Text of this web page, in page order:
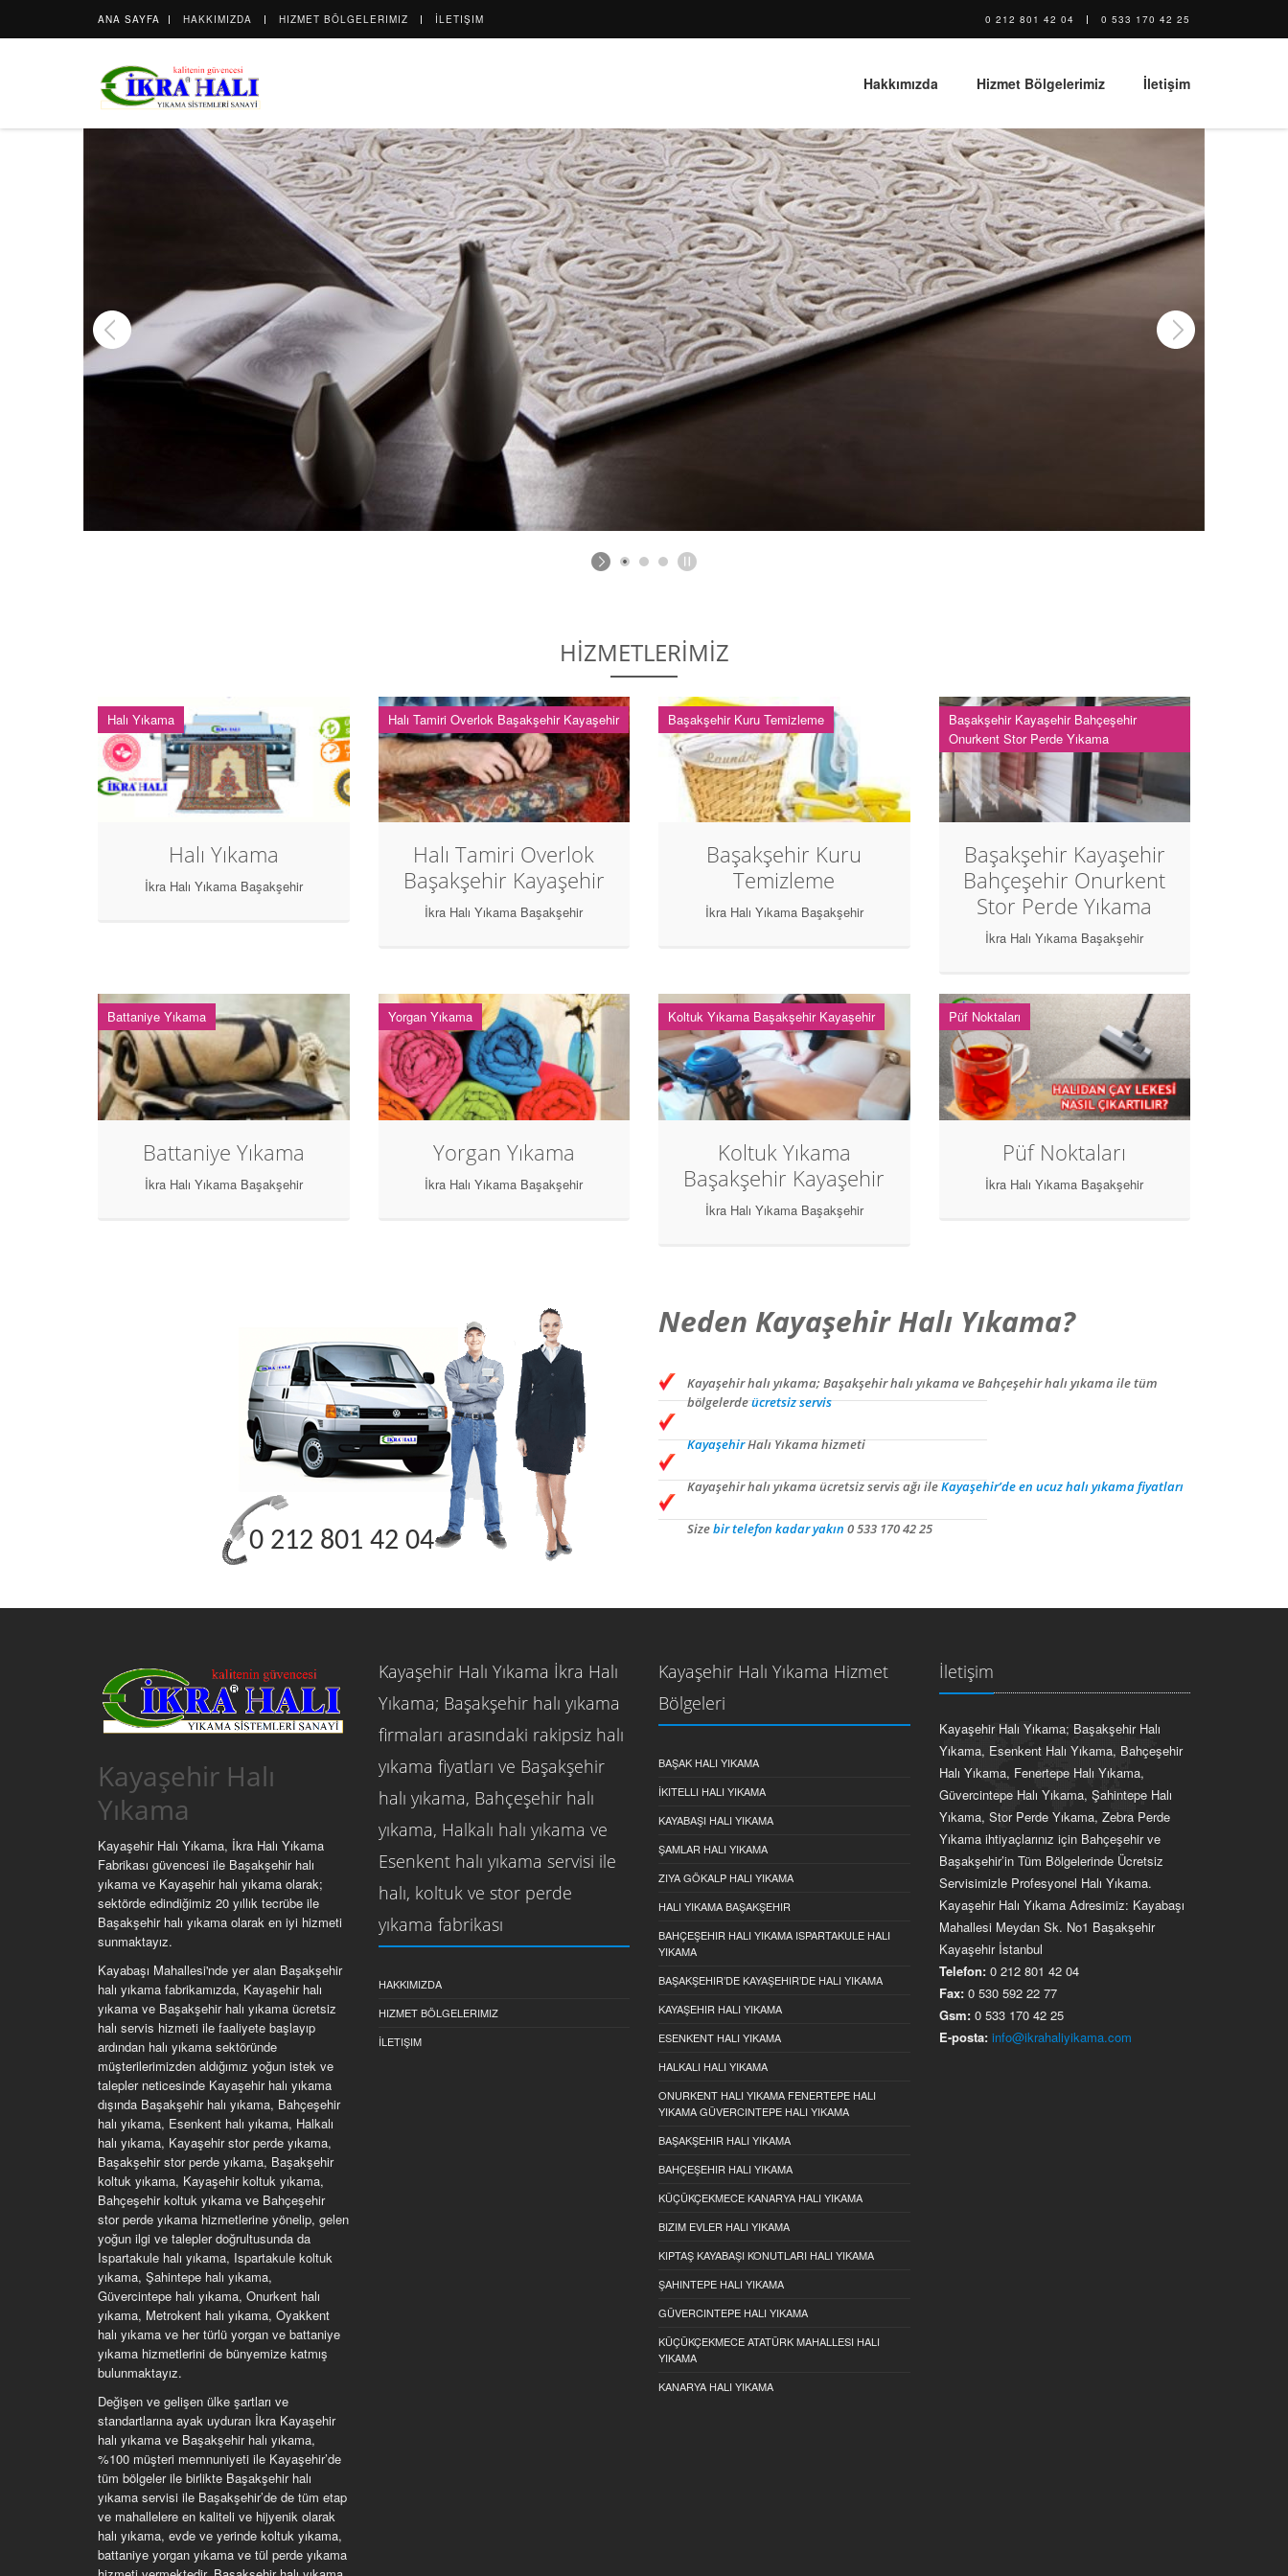
ANA SAYFA HAKKIMIZDA HIZMET BÖLGELERIMIZ İLETIŞIM 0 212 801 42 04 0 533 170 42 25
Hakkımızda Hizmet Bölgelerimiz İletişim
HİZMETLERİMİZ
Halı Yıkama
Halı Yıkama
İkra Halı Yıkama Başakşehir
Halı Tamiri Overlok Başakşehir Kayaşehir
Halı Tamiri Overlok
Başakşehir Kayaşehir
İkra Halı Yıkama Başakşehir
Başakşehir Kuru Temizleme
Başakşehir Kuru
Temizleme
İkra Halı Yıkama Başakşehir
Başakşehir Kayaşehir Bahçeşehir
Onurkent Stor Perde Yıkama
Başakşehir Kayaşehir
Bahçeşehir Onurkent
Stor Perde Yıkama
İkra Halı Yıkama Başakşehir
Battaniye Yıkama
Battaniye Yıkama
İkra Halı Yıkama Başakşehir
Yorgan Yıkama
Yorgan Yıkama
İkra Halı Yıkama Başakşehir
Koltuk Yıkama Başakşehir Kayaşehir
Koltuk Yıkama
Başakşehir Kayaşehir
İkra Halı Yıkama Başakşehir
Püf Noktaları
Püf Noktaları
İkra Halı Yıkama Başakşehir
0 212 801 42 04
Neden Kayaşehir Halı Yıkama?
Kayaşehir halı yıkama; Başakşehir halı yıkama ve Bahçeşehir halı yıkama ile tüm
bölgelerdeücretsiz servis
KayaşehirHalı Yıkama hizmeti
Kayaşehir halı yıkama ücretsiz servis ağı ileKayaşehir’de en ucuz halı yıkama fiyatları
Sizebir telefon kadar yakın 0 533 170 42 25
Kayaşehir Halı
Yıkama
Kayaşehir Halı Yıkama, İkra Halı Yıkama
Fabrikası güvencesi ile Başakşehir halı
yıkama ve Kayaşehir halı yıkama olarak;
sektörde edindiğimiz 20 yıllık tecrübe ile
Başakşehir halı yıkama olarak en iyi hizmeti
sunmaktayız.
Kayabaşı Mahallesi'nde yer alan Başakşehir
halı yıkama fabrikamızda, Kayaşehir halı
yıkama ve Başakşehir halı yıkama ücretsiz
halı servis hizmeti ile faaliyete başlayıp
ardından halı yıkama sektöründe
müşterilerimizden aldığımız yoğun istek ve
talepler neticesinde Kayaşehir halı yıkama
dışında Başakşehir halı yıkama, Bahçeşehir
halı yıkama, Esenkent halı yıkama, Halkalı
halı yıkama, Kayaşehir stor perde yıkama,
Başakşehir stor perde yıkama, Başakşehir
koltuk yıkama, Kayaşehir koltuk yıkama,
Bahçeşehir koltuk yıkama ve Bahçeşehir
stor perde yıkama hizmetlerine yönelip, gelen
yoğun ilgi ve talepler doğrultusunda da
Ispartakule halı yıkama, Ispartakule koltuk
yıkama, Şahintepe halı yıkama,
Güvercintepe halı yıkama, Onurkent halı
yıkama, Metrokent halı yıkama, Oyakkent
halı yıkama ve her türlü yorgan ve battaniye
yıkama hizmetlerini de bünyemize katmış
bulunmaktayız.
Değişen ve gelişen ülke şartları ve
standartlarına ayak uyduran İkra Kayaşehir
halı yıkama ve Başakşehir halı yıkama,
%100 müşteri memnuniyeti ile Kayaşehir’de
tüm bölgeler ile birlikte Başakşehir halı
yıkama servisi ile Başakşehir’de de tüm etap
ve mahallelere en kaliteli ve hijyenik olarak
halı yıkama, evde ve yerinde koltuk yıkama,
battaniye yorgan yıkama ve tül perde yıkama
Kayaşehir Halı Yıkama İkra Halı
Yıkama; Başakşehir halı yıkama
firmaları arasındaki rakipsiz halı
yıkama fiyatları ve Başakşehir
halı yıkama, Bahçeşehir halı
yıkama, Halkalı halı yıkama ve
Esenkent halı yıkama servisi ile
halı, koltuk ve stor perde
yıkama fabrikası
HAKKIMIZDA
HIZMET BÖLGELERIMIZ
İLETIŞIM
Kayaşehir Halı Yıkama Hizmet
Bölgeleri
BAŞAK HALI YIKAMA
İKITELLI HALI YIKAMA
KAYABAŞI HALI YIKAMA
ŞAMLAR HALI YIKAMA
ZIYA GÖKALP HALI YIKAMA
HALI YIKAMA BAŞAKŞEHIR
BAHÇEŞEHIR HALI YIKAMA ISPARTAKULE HALI
YIKAMA
BAŞAKŞEHIR’DE KAYAŞEHIR’DE HALI YIKAMA
KAYAŞEHIR HALI YIKAMA
ESENKENT HALI YIKAMA
HALKALI HALI YIKAMA
ONURKENT HALI YIKAMA FENERTEPE HALI
YIKAMA GÜVERCINTEPE HALI YIKAMA
BAŞAKŞEHIR HALI YIKAMA
BAHÇEŞEHIR HALI YIKAMA
KÜÇÜKÇEKMECE KANARYA HALI YIKAMA
BIZIM EVLER HALI YIKAMA
KIPTAŞ KAYABAŞI KONUTLARI HALI YIKAMA
ŞAHINTEPE HALI YIKAMA
GÜVERCINTEPE HALI YIKAMA
KÜÇÜKÇEKMECE ATATÜRK MAHALLESI HALI
YIKAMA
KANARYA HALI YIKAMA
İletişim
Kayaşehir Halı Yıkama; Başakşehir Halı
Yıkama, Esenkent Halı Yıkama, Bahçeşehir
Halı Yıkama, Fenertepe Halı Yıkama,
Güvercintepe Halı Yıkama, Şahintepe Halı
Yıkama, Stor Perde Yıkama, Zebra Perde
Yıkama ihtiyaçlarınız için Bahçeşehir ve
Başakşehir’in Tüm Bölgelerinde Ücretsiz
Servisimizle Profesyonel Halı Yıkama.
Kayaşehir Halı Yıkama Adresimiz: Kayabaşı
Mahallesi Meydan Sk. No1 Başakşehir
Kayaşehir İstanbul
Telefon:0 212 801 42 04
Fax:0 530 592 22 77
Gsm:0 533 170 42 25
E-posta: info@ikrahaliyikama.com